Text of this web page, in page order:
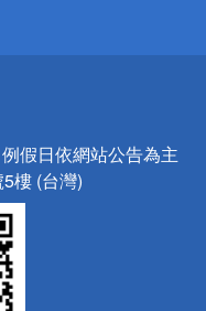
假日依網站公告為主
樓 (台灣)